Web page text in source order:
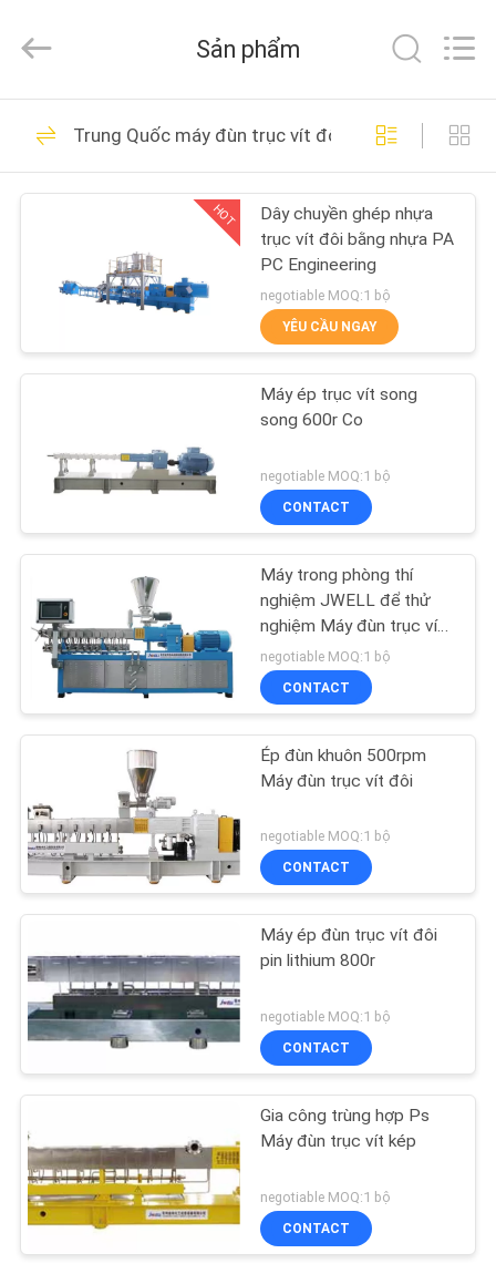
TRANG
CHỦ
PHẨM
VỀ
TÔI
QUAN
NHÀ
MÁY
KIỂM
SOÁT
LƯỢNG
LIÊN
HỆ
CHÚNG
TÔI
TIN
TỨC
CÁC
TRƯỜNG
HỢP
CHANGZHOU
DYUN
CO.,LTD.
Reserved.
Máy tái chế chất
thải nhựa
25
Máy tái chế nhựa
Pelletizing
19
máy tái chế nhựa
19
Máy hủy nhựa tái
chế
hồ sơ máy đùn
33
Sản phẩm
Trung Quốc máy đùn trục vít đôi
HOT
Dây chuyền ghép nhựa
trục vít đôi bằng nhựa PA
PC Engineering
negotiable MOQ:1 bộ
YÊU CẦU NGAY
Máy ép trục vít song
song 600r Co
negotiable MOQ:1 bộ
CONTACT
Máy trong phòng thí
nghiệm JWELL để thử
nghiệm Máy đùn trục vít
đôi trục vít đôi
negotiable MOQ:1 bộ
CONTACT
Ép đùn khuôn 500rpm
Máy đùn trục vít đôi
negotiable MOQ:1 bộ
CONTACT
Máy ép đùn trục vít đôi
pin lithium 800r
negotiable MOQ:1 bộ
CONTACT
Gia công trùng hợp Ps
Máy đùn trục vít kép
negotiable MOQ:1 bộ
CONTACT